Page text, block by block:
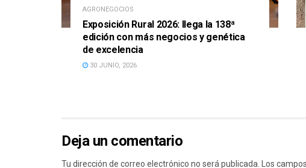
AGRONEGOCIOS
Exposición Rural 2026: llega la 138ª
edición con más negocios y genética
de excelencia
30 JUNIO, 2026
Deja un comentario
Tu dirección de correo electrónico no será publicada. Los